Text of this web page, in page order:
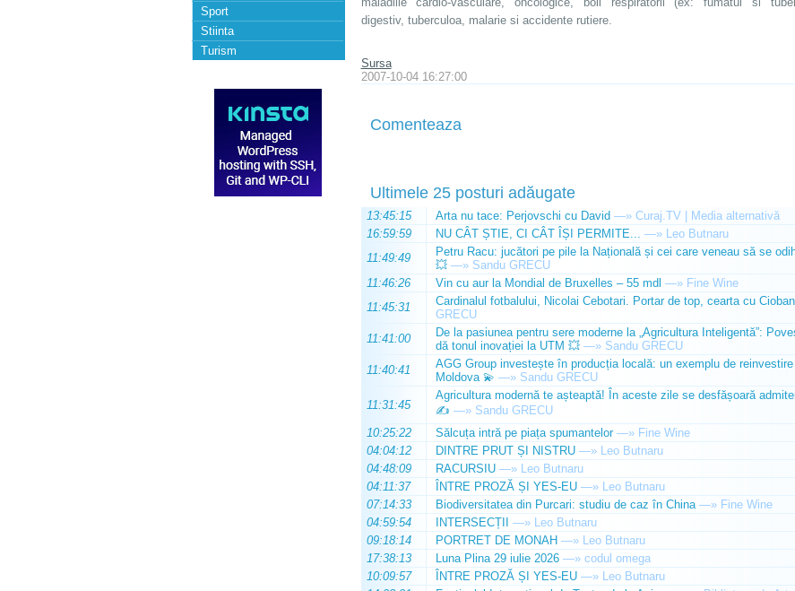
Sport
Stiinta
Turism
digestiv, tuberculoa, malarie si accidente rutiere.
Sursa
2007-10-04 16:27:00
Comenteaza
Ultimele 25 posturi adăugate
13:45:15 Arta nu tace: Perjovschi cu David —» Curaj.TV | Media alternativă
16:59:59
NU CÂT ȘTIE, CI CÂT ÎȘI PERMITE... —» Leo Butnaru
11:49:49
Petru Racu: jucători pe pile la Națională și cei care veneau să se
💥 —» Sandu GRECU
11:46:26
Vin cu aur la Mondial de Bruxelles – 55 mdl —» Fine Wine
11:45:31
Cardinalul fotbalului, Nicolai Cebotari. Portar de top, cearta cu
GRECU
11:41:00
De la pasiunea pentru sere moderne la „Agricultura Inteligentă”:
dă tonul inovației la UTM 💥 —» Sandu GRECU
11:40:41
AGG Group investește în producția locală: un exemplu de
Moldova 💫 —» Sandu GRECU
11:31:45
Agricultura modernă te așteaptă! În aceste zile se desfășoară
✍️ —» Sandu GRECU
10:25:22
Sălcuța intră pe piața spumantelor —» Fine Wine
04:04:12
DINTRE PRUT ȘI NISTRU —» Leo Butnaru
04:48:09
RACURSIU —» Leo Butnaru
04:11:37
ÎNTRE PROZĂ ȘI YES-EU —» Leo Butnaru
07:14:33
Biodiversitatea din Purcari: studiu de caz în China —» Fine Wine
04:59:54
INTERSECȚII —» Leo Butnaru
09:18:14
PORTRET DE MONAH —» Leo Butnaru
17:38:13
Luna Plina 29 iulie 2026 —» codul omega
10:09:57
ÎNTRE PROZĂ ȘI YES-EU —» Leo Butnaru